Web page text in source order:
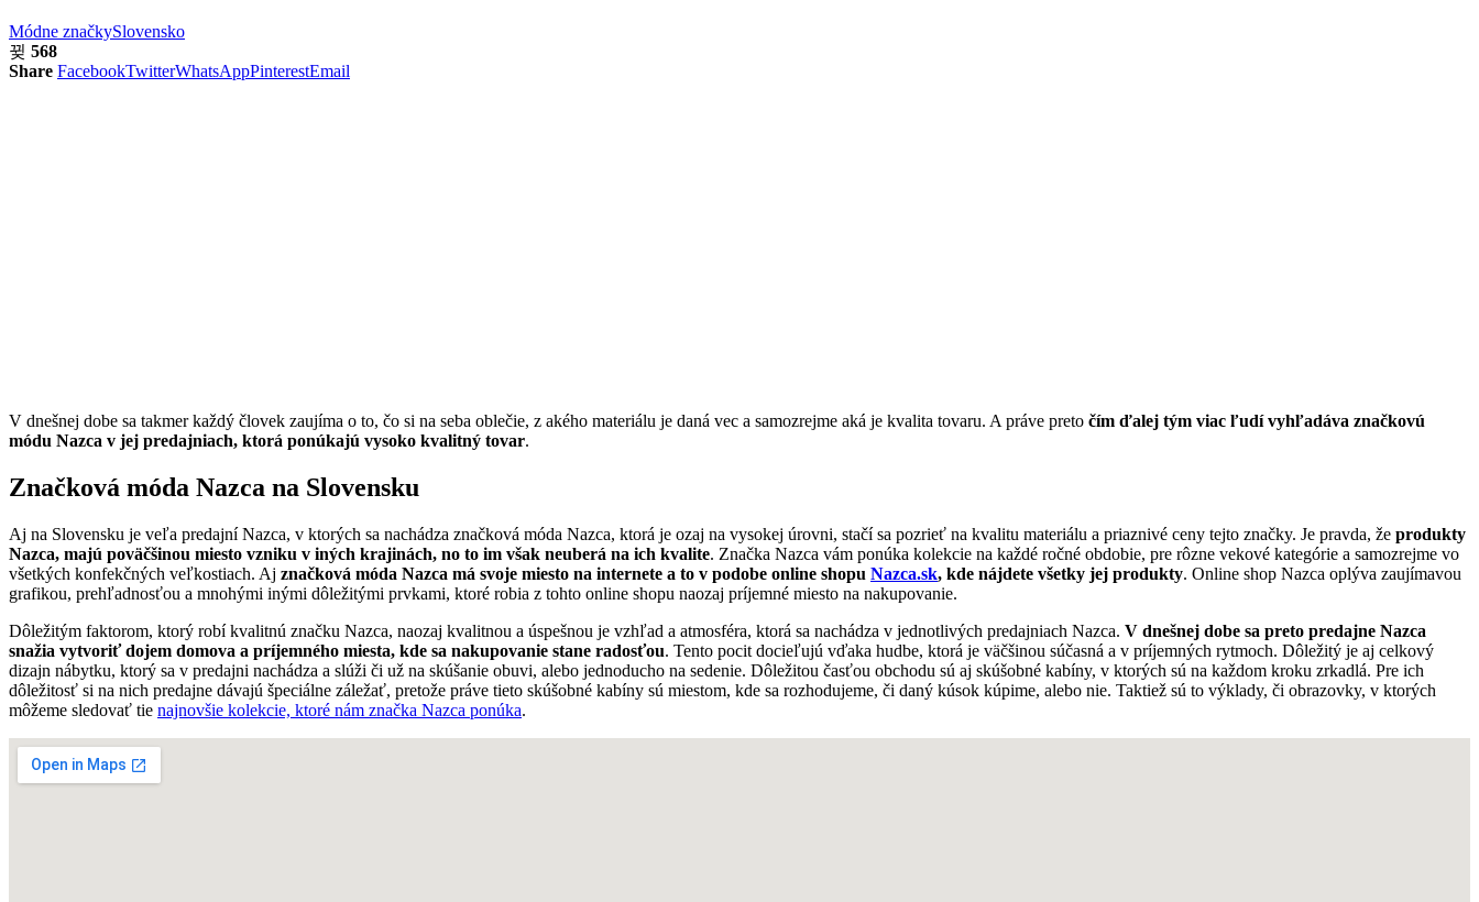
Módne značkySlovensko
568
Share FacebookTwitterWhatsAppPinterestEmail
V dnešnej dobe sa takmer každý človek zaujíma o to, čo si na seba oblečie, z akého materiálu je daná vec a samozrejme aká je kvalita tovaru. A práve preto čím ďalej tým viac ľudí vyhľadáva značkovú
módu Nazca v jej predajniach, ktorá ponúkajú vysoko kvalitný tovar.
Značková móda Nazca na Slovensku
Aj na Slovensku je veľa predajní Nazca, v ktorých sa nachádza značková móda Nazca, ktorá je ozaj na vysokej úrovni, stačí sa pozrieť na kvalitu materiálu a priaznivé ceny tejto značky. Je pravda, že produkty
Nazca, majú poväčšinou miesto vzniku v iných krajinách, no to im však neuberá na ich kvalite. Značka Nazca vám ponúka kolekcie na každé ročné obdobie, pre rôzne vekové kategórie a samozrejme vo
všetkých konfekčných veľkostiach. Aj značková móda Nazca má svoje miesto na internete a to v podobe online shopu Nazca.sk, kde nájdete všetky jej produkty. Online shop Nazca oplýva zaujímavou
grafikou, prehľadnosťou a mnohými inými dôležitými prvkami, ktoré robia z tohto online shopu naozaj príjemné miesto na nakupovanie.
Dôležitým faktorom, ktorý robí kvalitnú značku Nazca, naozaj kvalitnou a úspešnou je vzhľad a atmosféra, ktorá sa nachádza v jednotlivých predajniach Nazca. V dnešnej dobe sa preto predajne Nazca
snažia vytvoriť dojem domova a príjemného miesta, kde sa nakupovanie stane radosťou. Tento pocit docieľujú vďaka hudbe, ktorá je väčšinou súčasná a v príjemných rytmoch. Dôležitý je aj celkový
dizajn nábytku, ktorý sa v predajni nachádza a slúži či už na skúšanie obuvi, alebo jednoducho na sedenie. Dôležitou časťou obchodu sú aj skúšobné kabíny, v ktorých sú na každom kroku zrkadlá. Pre ich
dôležitosť si na nich predajne dávajú špeciálne záležať, pretože práve tieto skúšobné kabíny sú miestom, kde sa rozhodujeme, či daný kúsok kúpime, alebo nie. Taktiež sú to výklady, či obrazovky, v ktorých
môžeme sledovať tie najnovšie kolekcie, ktoré nám značka Nazca ponúka.